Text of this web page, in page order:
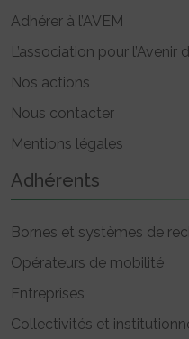
Adhérer à l’AVEM
L’association pour
Nos actions
Nous contacter
Mentions légales
Adhérents
Bornes et systèmes de
Opérateurs de mobilité
Entreprises
Collectivités et